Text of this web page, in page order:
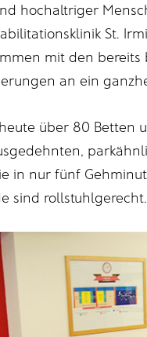
hochaltriger
St.
mit den
an ein
über 80 Betten
in nur fünf
sind rollstuhlgerecht.